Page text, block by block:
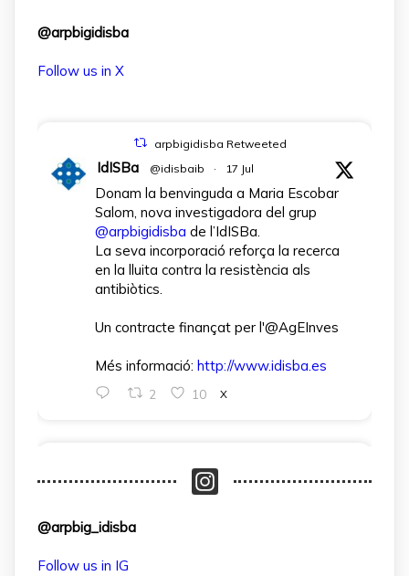
@arpbigidisba
Follow us in X
arpbigidisba Retweeted
IdISBa @idisbaib · 17 Jul
Donam la benvinguda a Maria Escobar
Salom, nova investigadora del grup
@arpbigidisba de l’IdISBa.
La seva incorporació reforça la recerca
en la lluita contra la resistència als
antibiòtics.
Un contracte finançat per l'@AgEInves
Més informació: http://www.idisba.es
2 10 X
IdISBa @idisbaib ·
Salazar Londoño, que s’incorpora gràcies
dins el projecte CNS2024‑154597.
@arpbig_idisba
Follow us in IG